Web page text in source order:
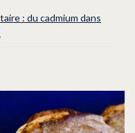
: du cadmium dans